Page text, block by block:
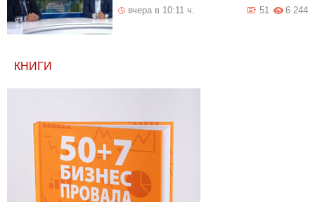
вчера в 10:11 ч. 6 244
51
КНИГИ